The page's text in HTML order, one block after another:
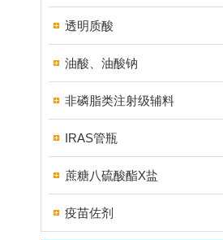
透明质酸
油酸、油酸钠
非磷脂类注射级辅料
IRAS管瓶
蔗糖八硫酸酯X盐
疫苗佐剂